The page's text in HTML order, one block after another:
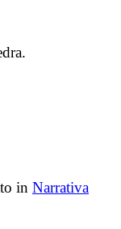
in Narrativa